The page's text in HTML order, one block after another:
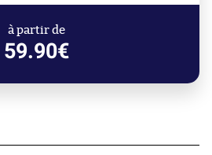
à partir de
59.90€